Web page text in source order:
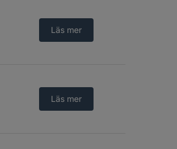
Läs mer
Läs mer